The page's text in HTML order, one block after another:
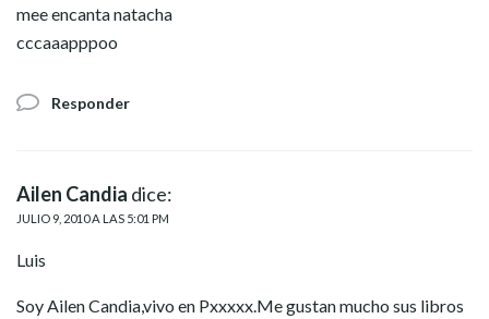
mee encanta natacha
cccaaapppoo
Responder
Ailen Candia dice:
JULIO 9, 2010 A LAS 5:01 PM
Luis
Soy Ailen Candia,vivo en Pxxxxx.Me gustan mucho sus libros